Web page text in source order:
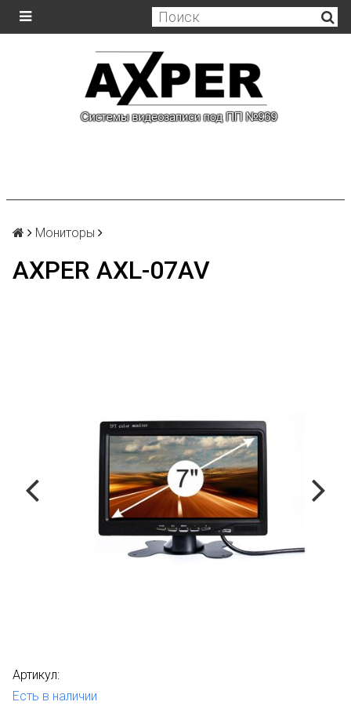
Мониторы
AXPER AXL-07AV
Артикул:
Есть в наличии